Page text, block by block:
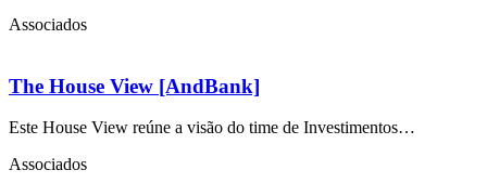
Associados
The House View [AndBank]
Este House View reúne a visão do time de Investimentos…
Associados